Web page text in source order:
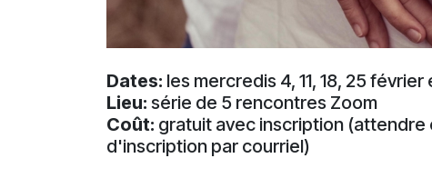
Dates: les mercredis 4, 11, 18, 25
Lieu: série de 5 rencontres Zoom
Coût: gratuit avec inscription
d'inscription par courriel)